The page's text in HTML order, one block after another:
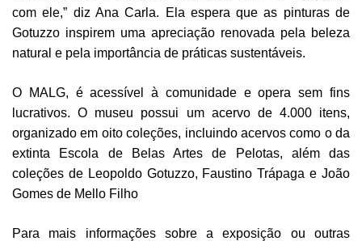
com ele,” diz Ana Carla. Ela espera que as pinturas de
Gotuzzo inspirem uma apreciação renovada pela beleza
natural e pela importância de práticas sustentáveis.
O MALG, é acessível à comunidade e opera sem fins
lucrativos. O museu possui um acervo de 4.000 itens,
organizado em oito coleções, incluindo acervos como o da
extinta Escola de Belas Artes de Pelotas, além das
coleções de Leopoldo Gotuzzo, Faustino Trápaga e João
Gomes de Mello Filho
Para mais informações sobre a exposição ou outras